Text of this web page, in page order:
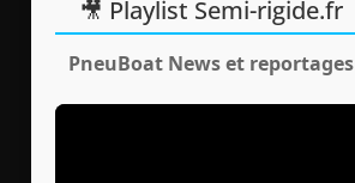
🎥 Playlist Semi-rigide.fr
PneuBoat News et reportages